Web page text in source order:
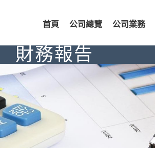
首頁 公司總覽 公司業務
財務報告